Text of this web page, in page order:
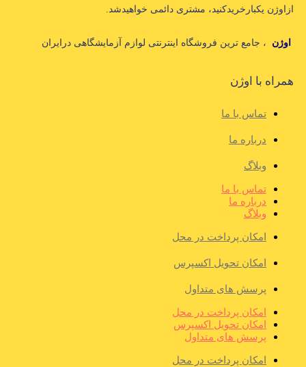
ازاوژن یکبارخریدکنید، مشتری دائمی خواهیدشد.
اوژن ، جامع ترین فروشگاه اینترنتی لوازم آزمایشگاهی درایران
همراه با اوژن
تماس با ما
درباره ما
وبلاگ
تماس با ما
درباره ما
وبلاگ
امکان پرداخت در محل
امکان تحویل اکسپرس
پرسش های متداول
امکان پرداخت در محل
امکان تحویل اکسپرس
پرسش های متداول
امکان پرداخت در محل